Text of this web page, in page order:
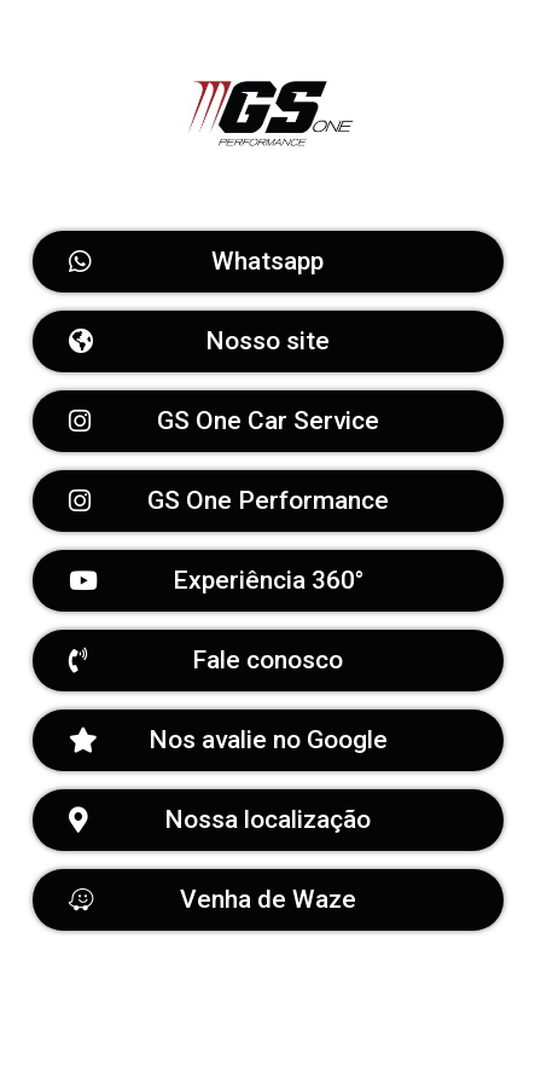
Whatsapp
Nosso site
GS One Car Service
GS One Performance
Experiência 360°
Fale conosco
Nos avalie no Google
Nossa localização
Venha de Waze